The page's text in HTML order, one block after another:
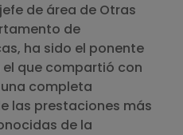
de área de Otras
de
ha sido el ponente
el que compartió con
completa
las prestaciones más
de la